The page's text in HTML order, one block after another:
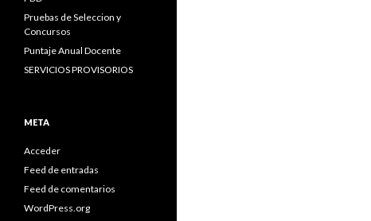
Pruebas de Seleccion y
Concursos
Puntaje Anual Docente
SERVICIOS PROVISORIOS
META
Acceder
Feed de entradas
Feed de comentarios
WordPress.org